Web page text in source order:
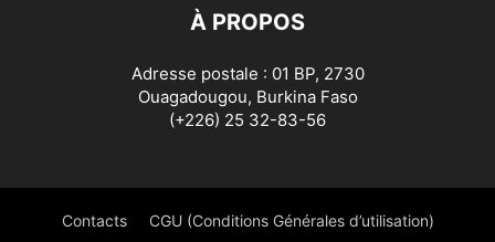
À PROPOS
Adresse postale : 01 BP, 2730
Ouagadougou, Burkina Faso
(+226) 25 32-83-56
Contacts CGU (Conditions Générales d’utilisation)